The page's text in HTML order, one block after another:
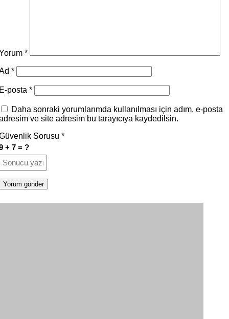
*
*
posta *
Daha sonraki yorumlarımda kullanılması için adım, e-posta
ve site adresim bu tarayıcıya kaydedilsin.
Sorusu *
+ 7 = ?